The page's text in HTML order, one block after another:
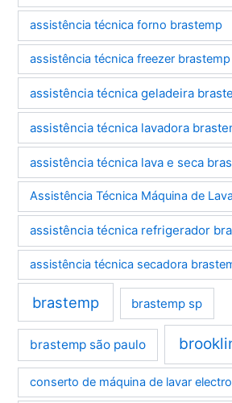
assistência técnica forno brastemp
assistência técnica freezer brastemp
assistência técnica geladeira
assistência técnica lavadora
assistência técnica lava e seca
Assistência Técnica Máquina de
assistência técnica refrigerador
assistência técnica secadora
brastemp brastemp sp
brastemp são paulo
conserto de máquina de lavar